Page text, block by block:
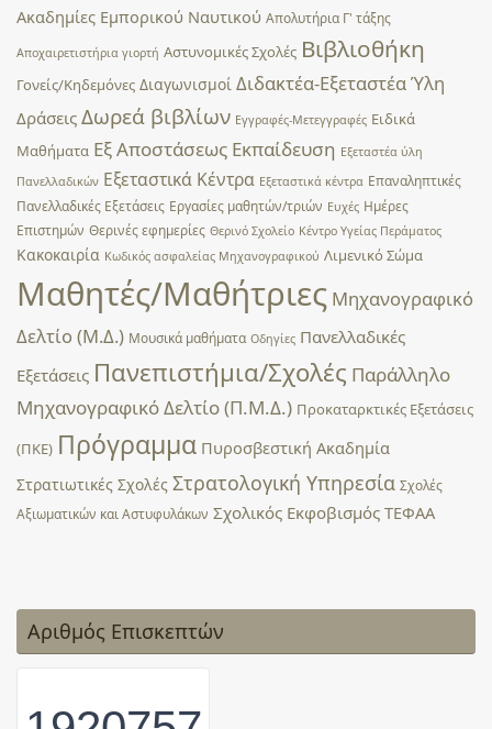
Ακαδημίες Εμπορικού Ναυτικού Απολυτήρια Γ' τάξης
Αποχαιρετιστήρια γιορτή Αστυνομικές Σχολές Βιβλιοθήκη
Γονείς/Κηδεμόνες Διαγωνισμοί Διδακτέα-Εξεταστέα Ύλη
Δράσεις Δωρεά βιβλίων Εγγραφές-Μετεγγραφές Ειδικά
Μαθήματα Εξ Αποστάσεως Εκπαίδευση Εξεταστέα ύλη
Πανελλαδικών Εξεταστικά Κέντρα Εξεταστικά κέντρα Επαναληπτικές
Πανελλαδικές Εξετάσεις Εργασίες μαθητών/τριών Ευχές Ημέρες
Επιστημών Θερινές εφημερίες Θερινό Σχολείο Κέντρο Υγείας Περάματος
Κακοκαιρία Κωδικός ασφαλείας Μηχανογραφικού Λιμενικό Σώμα
Μαθητές/Μαθήτριες Μηχανογραφικό
Δελτίο (Μ.Δ.) Μουσικά μαθήματα Οδηγίες Πανελλαδικές
Εξετάσεις Πανεπιστήμια/Σχολές Παράλληλο
Μηχανογραφικό Δελτίο (Π.Μ.Δ.) Προκαταρκτικές Εξετάσεις
(ΠΚΕ) Πρόγραμμα Πυροσβεστική Ακαδημία
Στρατιωτικές Σχολές Στρατολογική Υπηρεσία Σχολές
Αξιωματικών και Αστυφυλάκων Σχολικός Εκφοβισμός ΤΕΦΑΑ
Αριθμός Επισκεπτών